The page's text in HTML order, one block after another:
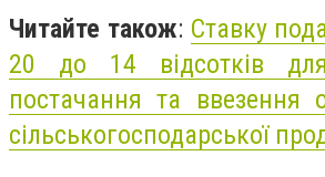
Читайте також: Ставку
20 до 14 відсотків
постачання та ввезення
сільськогосподарської